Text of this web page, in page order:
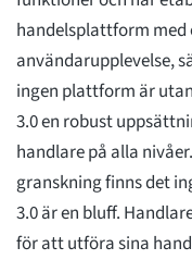
handelsplattform
användarupplevelse,
ingen plattform är
3.0 en robust
handlare på alla
granskning finns det
3.0 är en bluff.
för att utföra sina